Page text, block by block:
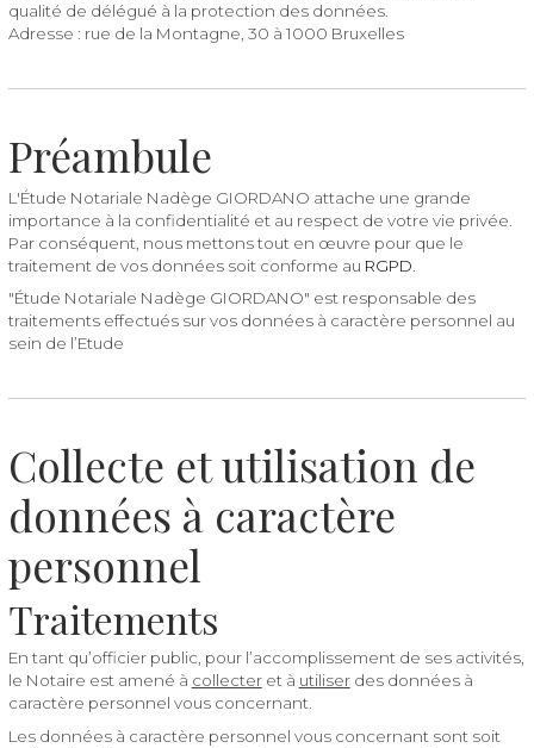
qualité de délégué à la protection des données.
Adresse : rue de la Montagne, 30 à 1000 Bruxelles
Préambule
L'Étude Notariale Nadège GIORDANO attache une grande
importance à la confidentialité et au respect de votre vie privée.
Par conséquent, nous mettons tout en œuvre pour que le
traitement de vos données soit conforme au RGPD
"Étude Notariale Nadège GIORDANO" est responsable des
traitements effectués sur vos données à caractère personnel au
sein de l’Etude
Collecte et utilisation de
données à caractère
personnel
Traitements
En tant qu’officier public, pour l’accomplissement de ses activités,
le Notaire est amené à collecteret à utiliserdes données à
caractère personnel vous concernant.
Les données à caractère personnel vous concernant sont soit